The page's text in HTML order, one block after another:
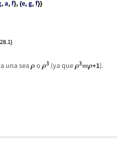
una sea ρ o ρ3 (ya que ρ3ρ+1).